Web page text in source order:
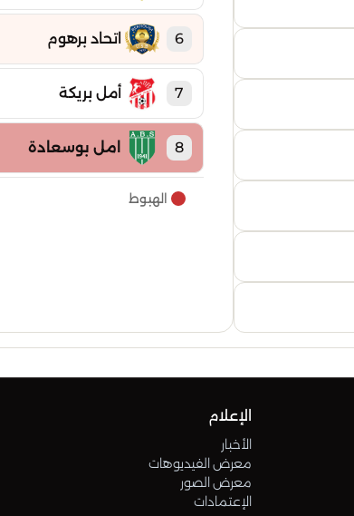
6 اتحاد برهوم
7 أمل بريكة
8 امل بوسعادة
9
14
الهبوط
الإعلام
الأخبار
معرض الفيديوهات
معرض الصور
الإعتمادات